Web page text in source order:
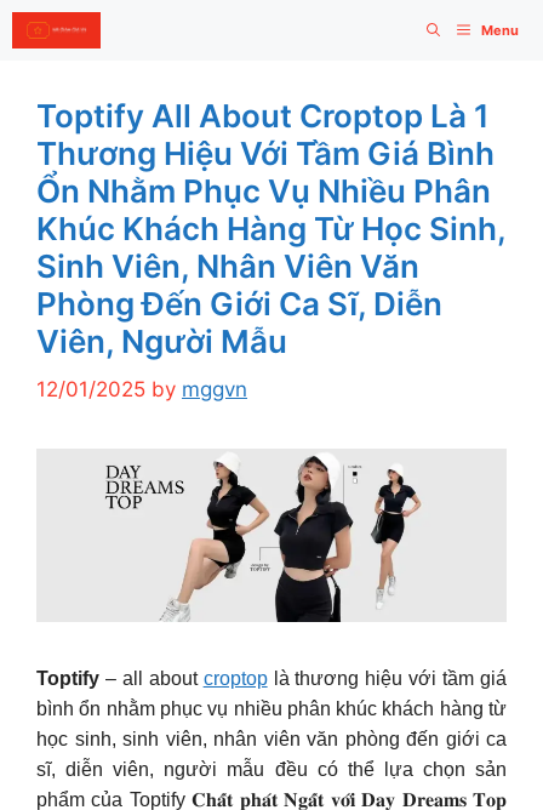
Skip
to
Menu
Toptify All About Croptop Là 1
Thương Hiệu Với Tầm Giá Bình
Ổn Nhằm Phục Vụ Nhiều Phân
Khúc Khách Hàng Từ Học Sinh,
Sinh Viên, Nhân Viên Văn
Phòng Đến Giới Ca Sĩ, Diễn
Viên, Người Mẫu
12/01/2025 by mggvn
Toptify – all about croptoplà thương hiệu với tầm giá
bình ổn nhằm phục vụ nhiều phân khúc khách hàng từ
học sinh, sinh viên, nhân viên văn phòng đến giới ca
sĩ, diễn viên, người mẫu đều có thể lựa chọn sản
phẩm của Toptify 𝐂𝐡𝐚̂́𝐭 𝐩𝐡𝐚́𝐭 𝐍𝐠𝐚̂́𝐭 𝐯𝐨̛́𝐢 𝐃𝐚𝐲 𝐃𝐫𝐞𝐚𝐦𝐬 𝐓𝐨𝐩